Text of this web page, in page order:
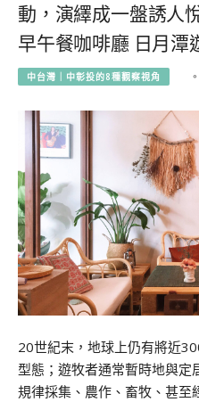
動，演繹成一盤誘人
早午餐咖啡廳 日月潭
中台灣｜中彰投的8種觀察視角
20世紀末，地球上仍有將近
型態；遊牧者通常暫時地與定
規律採集、農作、畜牧、甚至